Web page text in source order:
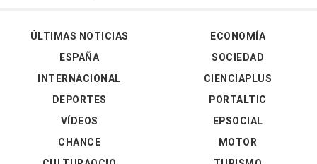
ÚLTIMAS NOTICIAS
ESPAÑA
INTERNACIONAL
DEPORTES
VÍDEOS
ECONOMÍA
SOCIEDAD
CIENCIAPLUS
PORTALTIC
EPSOCIAL
CHANCE
MOTOR